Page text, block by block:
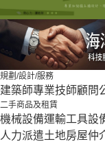
規劃/設計/服務
建築師專業技師顧問
二手商品及租賃
機械設備運輸工具設
人力派遣土地房屋仲